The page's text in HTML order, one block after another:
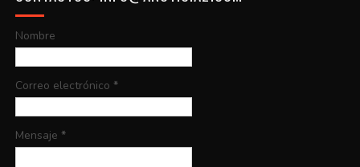
Nombre
Correo electrónico *
Mensaje *